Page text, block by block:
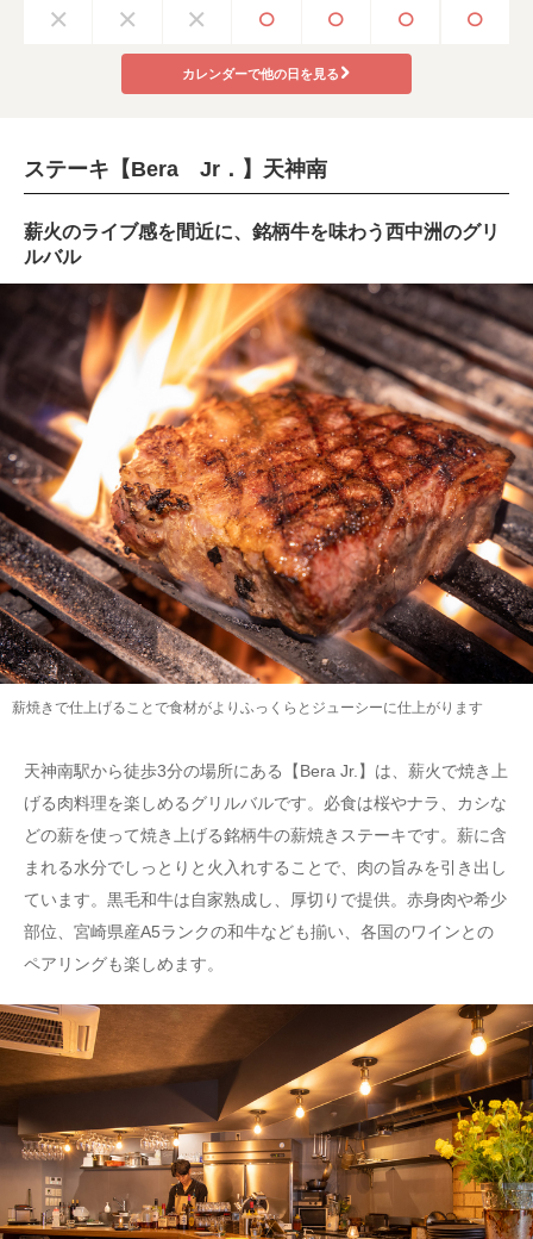
カレンダーで他の日を見る
ステーキ【Bera Jr．】天神南
薪火のライブ感を間近に、銘柄牛を味わう西中洲のグリ
ルバル
薪焼きで仕上げることで食材がよりふっくらとジューシーに仕上がります
天神南駅から徒歩3分の場所にある【Bera Jr.】は、薪火で焼き上
げる肉料理を楽しめるグリルバルです。必食は桜やナラ、カシな
どの薪を使って焼き上げる銘柄牛の薪焼きステーキです。薪に含
まれる水分でしっとりと火入れすることで、肉の旨みを引き出し
ています。黒毛和牛は自家熟成し、厚切りで提供。赤身肉や希少
部位、宮崎県産A5ランクの和牛なども揃い、各国のワインとの
ペアリングも楽しめます。